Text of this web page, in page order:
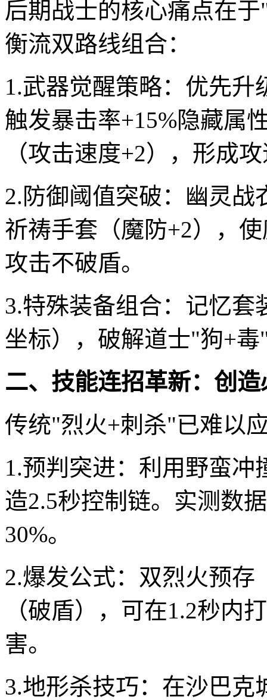
后期战士的核心痛点在
衡流双路线组合：
1.武器觉醒策略：优先升
触发暴击率+15%隐藏属
（攻击速度+2），形成
2.防御阈值突破：幽灵战
祈祷手套（魔防+2），
攻击不破盾。
3.特殊装备组合：记忆
坐标），破解道士"狗+
二、技能连招革新：创
传统"烈火+刺杀"已难以
1.预判突进：利用野蛮
造2.5秒控制链。实测数
30%。
2.爆发公式：双烈火预存
（破盾），可在1.2秒内
害。
3.地形杀技巧：在沙巴